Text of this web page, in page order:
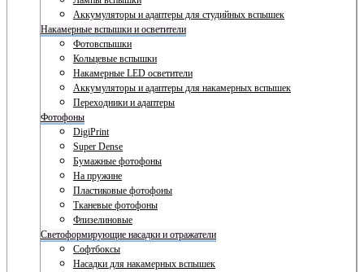
Аккумуляторы и адаптеры для студийных вспышек
Накамерные вспышки и осветители
Фотовспышки
Кольцевые вспышки
Накамерные LED осветители
Аккумуляторы и адаптеры для накамерных вспышек
Переходники и адаптеры
Фотофоны
DigiPrint
Super Dense
Бумажные фотофоны
На пружине
Пластиковые фотофоны
Тканевые фотофоны
Флизелиновые
Светоформирующие насадки и отражатели
Софтбоксы
Насадки для накамерных вспышек